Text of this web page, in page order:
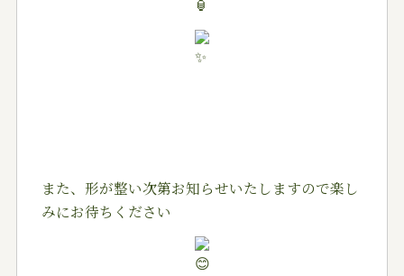
また、形が整い次第お知らせいたしますので楽し
みにお待ちください